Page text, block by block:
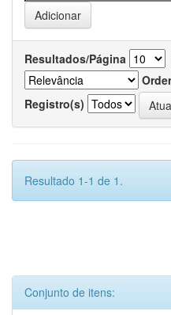
Resultados/Página
Registro(s)
Resultado 1-1 de 1.
Conjunto de itens: